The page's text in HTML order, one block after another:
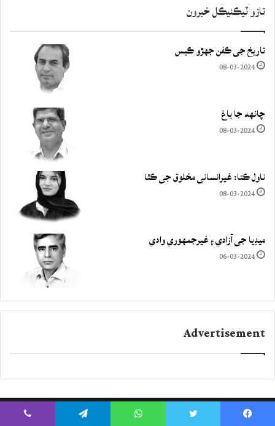
تازو ٽيڪنيڪل خبرون
تاريخ جي ڪفن جھڙو ڪيس
08-03-2024
چانهه جا باغ
08-03-2024
ناول ڪتا: غيرانساني مخلوق جي ڪٿا
08-03-2024
ميڊيا جي آزادي ۽ غيرجمھوري وادي
06-03-2024
Advertisement